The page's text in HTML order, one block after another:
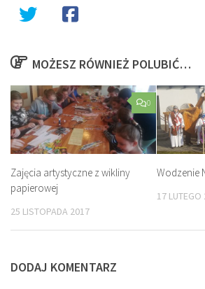
MOŻESZ RÓWNIEŻ POLUBIĆ…
0
Zajęcia artystyczne z wikliny
papierowej
25 LISTOPADA 2017
Wodzenie
17 LUTEGO
DODAJ KOMENTARZ